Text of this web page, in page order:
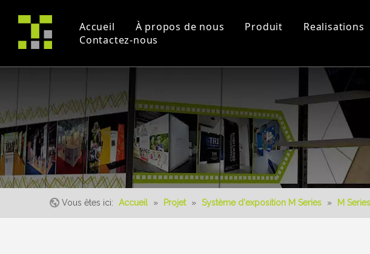
Accueil À propos de nous
Equipement
Produit
Vidéos 3D
Realisations
Nouveau
Contactez-nous
Vous êtes ici: Accueil » Projet » Système d'exposition M Series » M